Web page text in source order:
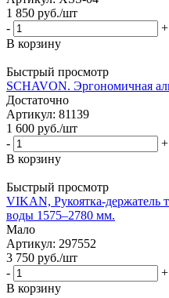
1 850 руб./шт
-
+
В корзину
Быстрый просмотр
SCHAVON. Эргономичная
Достаточно
Артикул: 81139
1 600 руб./шт
-
+
В корзину
Быстрый просмотр
VIKAN, Рукоятка-держатель
воды 1575–2780 мм.
Мало
Артикул: 297552
3 750 руб./шт
-
+
В корзину